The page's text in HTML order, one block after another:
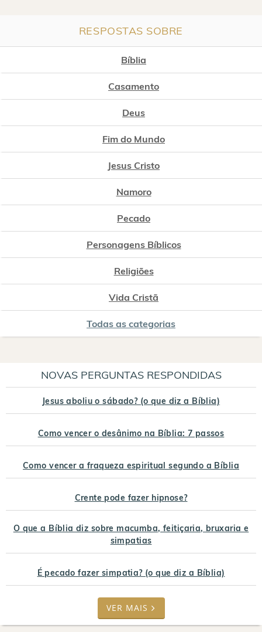
RESPOSTAS SOBRE
Bíblia
Casamento
Deus
Fim do Mundo
Jesus Cristo
Namoro
Pecado
Personagens Bíblicos
Religiões
Vida Cristã
Todas as categorias
NOVAS PERGUNTAS RESPONDIDAS
Jesus aboliu o sábado? (o que diz a Bíblia)
Como vencer o desânimo na Bíblia: 7 passos
Como vencer a fraqueza espiritual segundo a Bíblia
Crente pode fazer hipnose?
O que a Bíblia diz sobre macumba, feitiçaria, bruxaria e
simpatias
É pecado fazer simpatia? (o que diz a Bíblia)
VER MAIS